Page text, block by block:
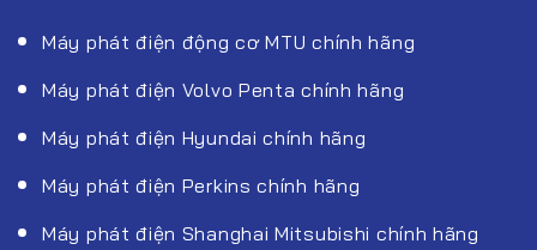
Máy phát điện động cơ MTU chính hãng
Máy phát điện Volvo Penta chính hãng
Máy phát điện Hyundai chính hãng
Máy phát điện Perkins chính hãng
Máy phát điện Shanghai Mitsubishi chính hãng